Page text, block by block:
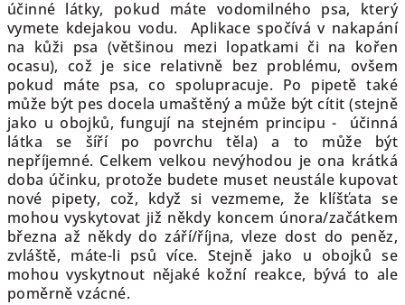
účinné látky, pokud máte vodomilného psa, který
vymete kdejakou vodu. Aplikace spočívá v nakapání
na kůži psa (většinou mezi lopatkami či na kořen
ocasu), což je sice relativně bez problému, ovšem
pokud máte psa,co spolupracuje. Po pipetě také
může být pes docela umaštěný a může být cítit (stejně
jako u obojků, fungují na stejném principu - účinná
látka se šíří po povrchu těla) a to může být
nepříjemné. Celkem velkou nevýhodou je ona krátká
doba účinku, protože budete muset neustále kupovat
nové pipety, což, když si vezmeme, že klíšťata se
mohou vyskytovat již někdy koncem února/začátkem
března až někdy do září/října, vleze dost do peněz,
zvláště, máte-li psů více. Stejně jako u obojků se
mohou vyskytnout nějaké kožní reakce, bývá to ale
poměrně vzácné.